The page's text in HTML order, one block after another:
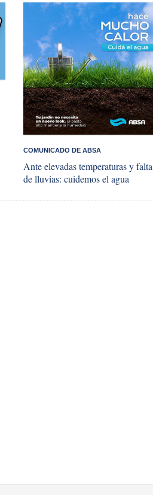
COMUNICADO DE ABSA
Ante elevadas temperaturas y falta
de lluvias: cuidemos el agua